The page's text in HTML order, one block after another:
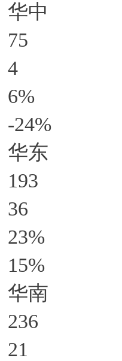
华中
75
4
6%
-24%
华东
193
36
23%
15%
华南
236
21